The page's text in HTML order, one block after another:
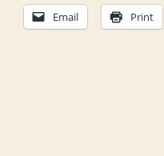
Email Print